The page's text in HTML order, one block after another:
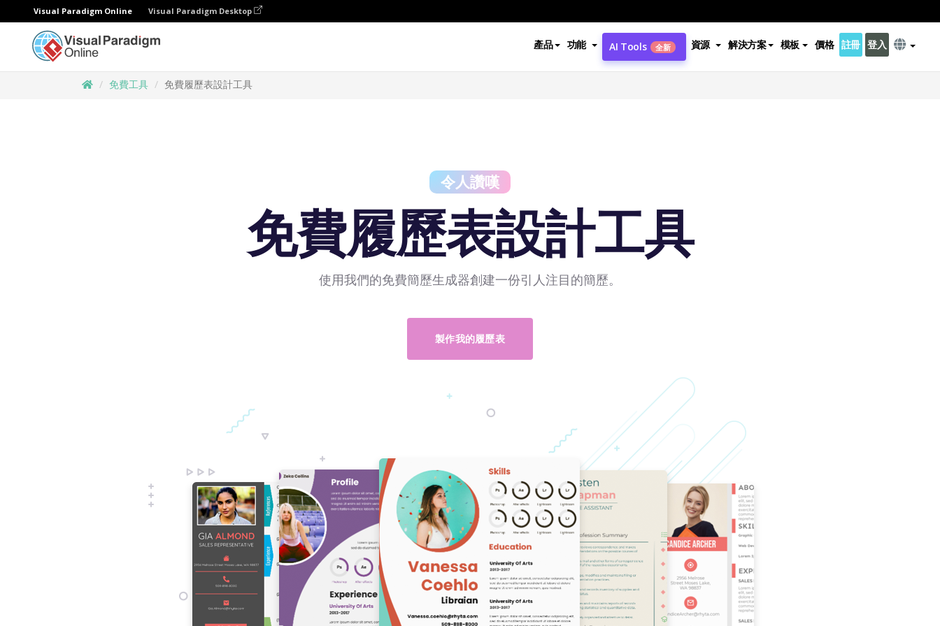
Visual Paradigm Online Visual Paradigm Desktop
產品 功能 AI Tools 全新 資源 解決方案 模板 價格 註冊 登入
免費工具 免費履歷表設計工具
令人讚嘆
免費履歷表設計工具
使用我們的免費簡歷生成器創建一份引人注目的簡歷。
製作我的履歷表